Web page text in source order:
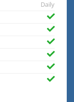
Daily